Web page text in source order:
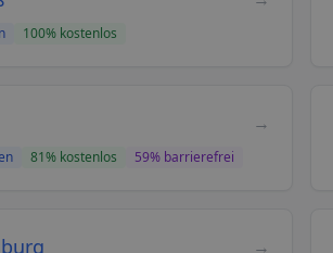
100% kostenlos
→
81% kostenlos 59% barrierefrei
→